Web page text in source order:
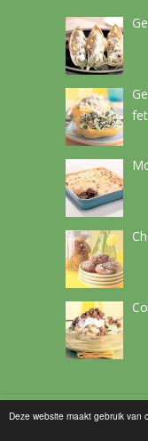
Deze website maakt gebruik van